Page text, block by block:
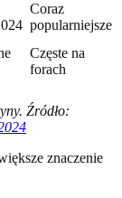
Coraz
popularniejsze
Częste na
forach
Źródło:
znaczenie